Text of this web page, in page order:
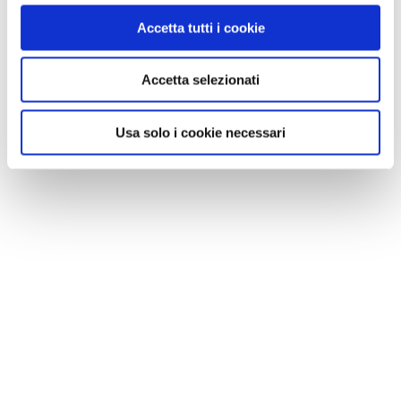
Accetta tutti i cookie
Accetta selezionati
Usa solo i cookie necessari